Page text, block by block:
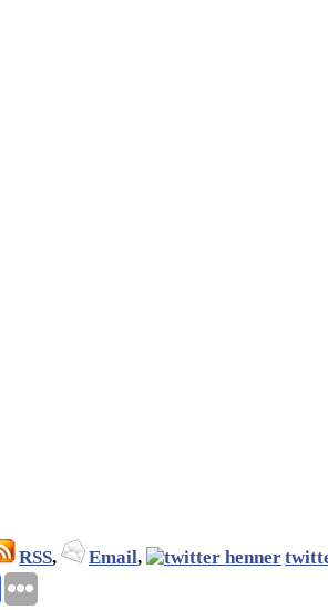
RSS, Email,